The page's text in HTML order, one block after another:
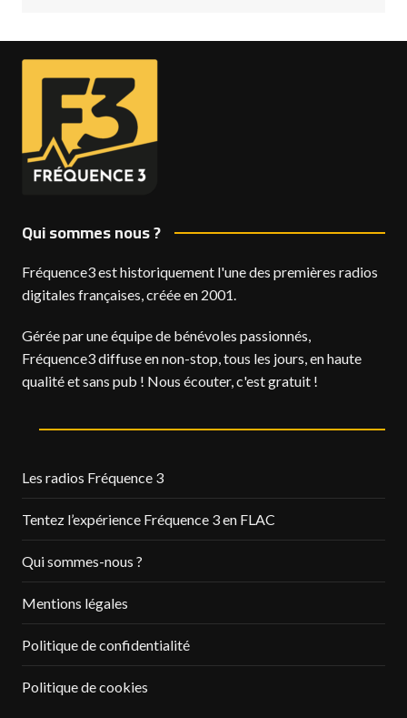
Qui sommes nous ?
Fréquence3 est historiquement l'une des premières radios
digitales françaises, créée en 2001.
Gérée par une équipe de bénévoles passionnés,
Fréquence3 diffuse en non-stop, tous les jours, en haute
qualité et sans pub ! Nous écouter, c'est gratuit !
Les radios Fréquence 3
Tentez l’expérience Fréquence 3 en FLAC
Qui sommes-nous ?
Mentions légales
Politique de confidentialité
Politique de cookies